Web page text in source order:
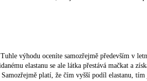
výhodu oceníte samozřejmě především v
elastanu se ale látka přestává mačkat a
platí, že čím vyšší podíl elastanu, tím